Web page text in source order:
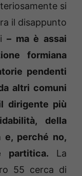
si
il disappunto
– ma è assai
formiana
pendenti
altri comuni
dirigente più
della
e, perché no,
partitica. La
55 cerca di